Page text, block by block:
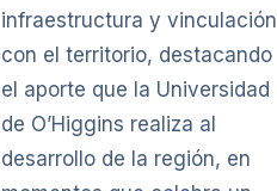
infraestructura y vinculación
con el territorio, destacando
el aporte que la Universidad
de O’Higgins realiza al
desarrollo de la región, en